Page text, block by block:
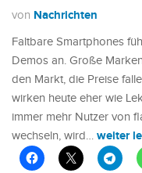
von Nachrichten
Faltbare Smartphones
Demos an. Große
den Markt, die Preise
wirken heute eher wie
immer mehr Nutzer von
wechseln, wird… weiter